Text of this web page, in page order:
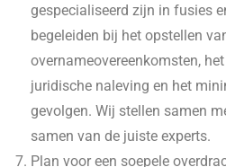
gespecialiseerd zijn in fusies
begeleiden bij het opstellen
overnameovereenkomsten,
juridische naleving en het
gevolgen. Wij stellen samen
samen van de juiste experts.
Plan voor een soepele